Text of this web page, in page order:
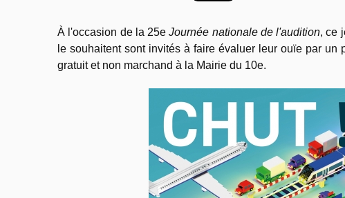
À l'occasion de la 25eJournée nationale de l'audition, ce
le souhaitent sont invités à faire évaluer leur ouïe par un
gratuit et non marchand à la Mairie du 10e.